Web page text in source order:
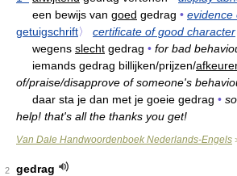
een bewijs van goed gedrag • evidence
getuigschrift〉
certificate of good character
wegens slecht gedrag • for bad
iemands gedrag billijken/prijzen/
of/praise/disapprove of someone's
daar sta je dan met je goeie gedrag •
help! that's all the thanks you get!
Van Dale Handwoordenboek Nederlands-Engels
2
gedrag